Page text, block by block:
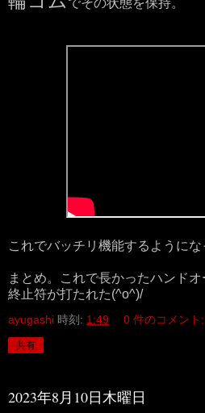
これでバッチリ機能するようにな
まとめ。これで長かったハンド
終止符が打たれた(^o^)/
ayugashi 時刻: 1:49 0 件のコメント:
共有
2023年8月10日木曜日